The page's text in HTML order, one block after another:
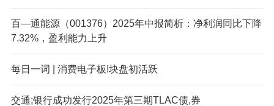
百—通能源（001376）2025年中报简析：净利润同比下降
7.32%，盈利能力上升
每日一词 | 消费电子板!块盘初活跃
交通;银行成功发行2025年第三期TLAC债,券